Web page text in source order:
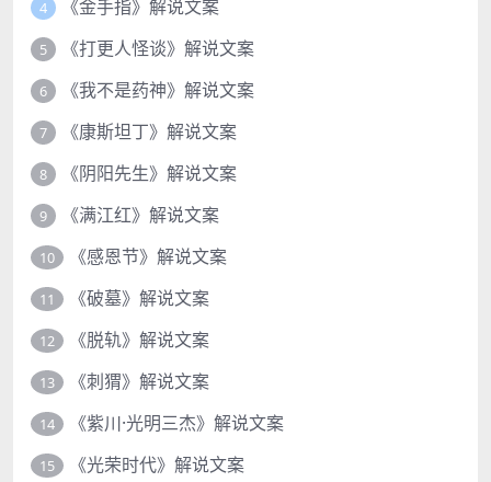
4 《金手指》解说文案
5 《打更人怪谈》解说文案
6 《我不是药神》解说文案
7 《康斯坦丁》解说文案
8 《阴阳先生》解说文案
9 《满江红》解说文案
10 《感恩节》解说文案
11 《破墓》解说文案
12 《脱轨》解说文案
13 《刺猬》解说文案
14 《紫川·光明三杰》解说文案
15 《光荣时代》解说文案